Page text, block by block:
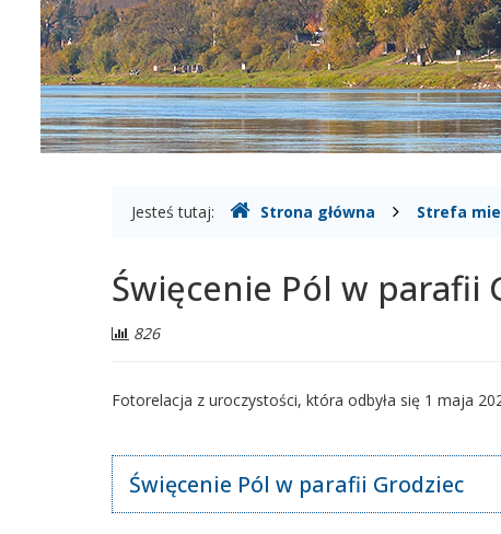
Gdzie
Jesteś tutaj: Strona główna Strefa
Święcenie Pól w parafii
Liczba
826
Fotorelacja z uroczystości, która odbyła się 1 maja
Święcenie Pól w parafii Grodziec